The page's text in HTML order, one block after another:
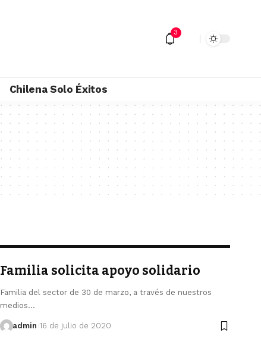
3
Chilena Solo Éxitos
Familia solicita apoyo solidario
Familia del sector de 30 de marzo, a través de nuestros
medios…
admin 16 de julio de 2020